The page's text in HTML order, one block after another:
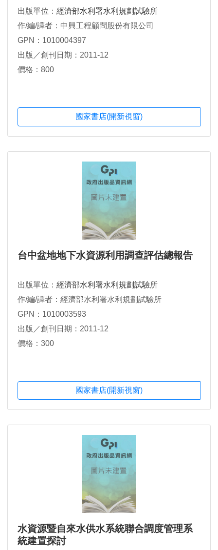
出版單位： 經濟部水利署水利規劃試驗所
作/編/譯者：中興工程顧問股份有限公司
GPN：1010004397
出版／創刊日期：2011-12
價格：800
國家書店(開新視窗)
台中盆地地下水資源利用調查評估總報告
出版單位： 經濟部水利署水利規劃試驗所
作/編/譯者：經濟部水利署水利規劃試驗所
GPN：1010003593
出版／創刊日期：2011-12
價格：300
國家書店(開新視窗)
水資源暨自來水供水系統聯合調度管理系
統建置探討